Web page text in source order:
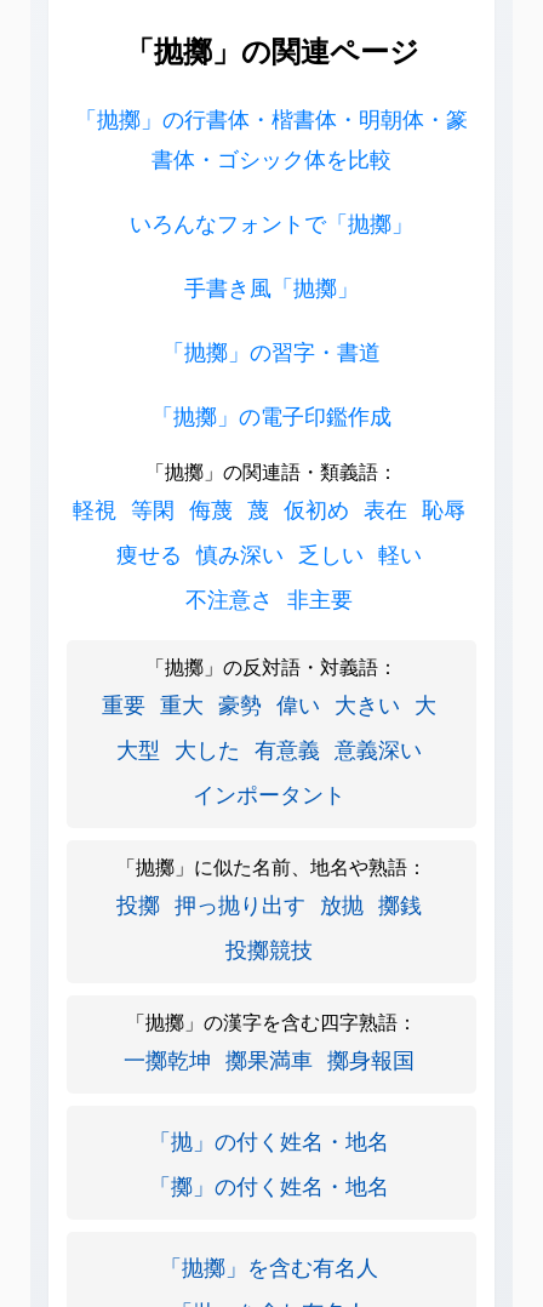
「抛擲」の関連ページ
「抛擲」の行書体・楷書体・明朝体・篆
書体・ゴシック体を比較
いろんなフォントで「抛擲」
手書き風「抛擲」
「抛擲」の習字・書道
「抛擲」の電子印鑑作成
「抛擲」の関連語・類義語：
軽視 等閑 侮蔑 蔑 仮初め 表在 恥辱
痩せる 慎み深い 乏しい 軽い
不注意さ 非主要
「抛擲」の反対語・対義語：
重要 重大 豪勢 偉い 大きい 大
大型 大した 有意義 意義深い
インポータント
「抛擲」に似た名前、地名や熟語：
投擲 押っ抛り出す 放抛 擲銭
投擲競技
「抛擲」の漢字を含む四字熟語：
一擲乾坤 擲果満車 擲身報国
「抛」の付く姓名・地名
「擲」の付く姓名・地名
「抛擲」を含む有名人